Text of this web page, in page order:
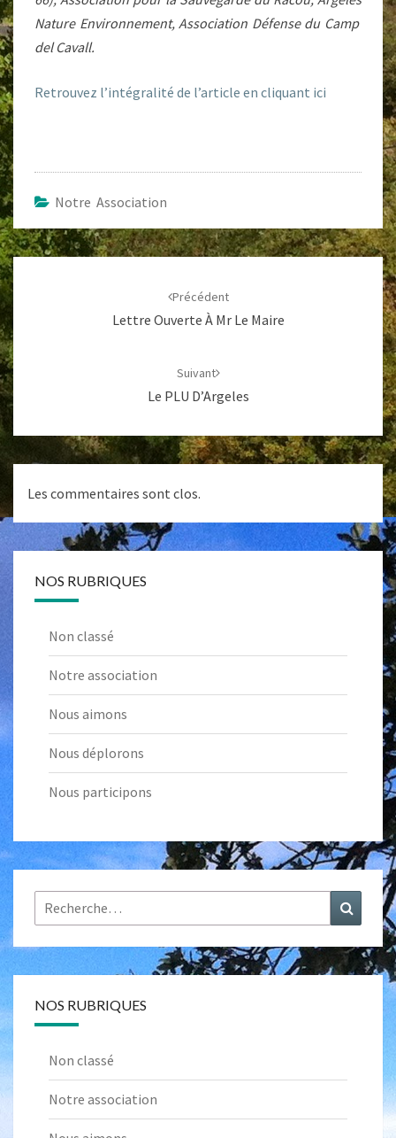
Nature Environnement, Association Défense du Camp
del Cavall.
Retrouvez l’intégralité de l’article en cliquant ici
Notre Association
Navigation
d'article
Précédent
Lettre Ouverte À Mr Le Maire
Suivant
Le PLU D’Argeles
Les commentaires sont clos.
NOS RUBRIQUES
Non classé
Notre association
Nous aimons
Nous déplorons
Nous participons
Rechercher :
NOS RUBRIQUES
Non classé
Notre association